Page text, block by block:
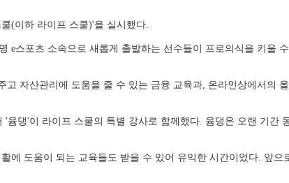
(이하 라이프 스쿨)'을 실시했다.
스포츠 소속으로 새롭게 출발하는 선수들이 프로의식을 키울
자산관리에 도움을 줄 수 있는 금융 교육과, 온라인상에서의
댕'이 라이프 스쿨의 특별 강사로 함께했다. 윰댕은 오랜 기간
도움이 되는 교육들도 받을 수 있어 유익한 시간이었다. 앞으